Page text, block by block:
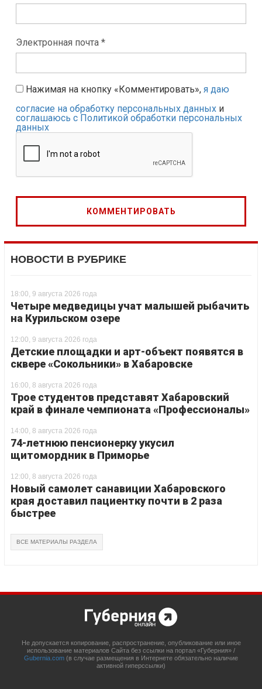
Электронная почта *
Нажимая на кнопку «Комментировать», я даю
согласие на обработку персональных данных и
соглашаюсь с Политикой обработки персональных
данных
НОВОСТИ В РУБРИКЕ
18:00, 9 августа 2026 года
Четыре медведицы учат малышей рыбачить
на Курильском озере
12:00, 9 августа 2026 года
Детские площадки и арт-объект появятся в
сквере «Сокольники» в Хабаровске
16:00, 8 августа 2026 года
Трое студентов представят Хабаровский
край в финале чемпионата «Профессионалы»
14:00, 8 августа 2026 года
74-летнюю пенсионерку укусил
щитомордник в Приморье
12:00, 8 августа 2026 года
Новый самолет санавиции Хабаровского
края доставил пациентку почти в 2 раза
быстрее
ВСЕ МАТЕРИАЛЫ РАЗДЕЛА
Не допускается копирование, распространение, опубликование или иное
использование материалов Сайта без ссылки на портал «Губерния» /
Gubernia.com (в случае размещения в Интернете обязательно наличие
активной гиперссылки)